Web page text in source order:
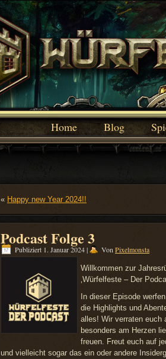
Home Blog
« Happy new Year 2024!!
Podcast Folge 3
Publiziert 1. Januar 2024| Von Pixelmonsta
Willkommen zur
‚Würfelfeste – Der
In dieser Episode
die Highlights und
alles! Wir verraten euch
besonders am Herzen
freuen. Freut euch auf
und vielleicht sogar das ein oder andere